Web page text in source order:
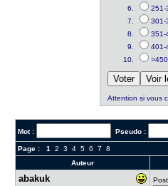
251-
301-
351-
401-
>450
Attention si vous
Mot : Pseudo :
Page : 1 2 3 4 5 6 7 8
Auteur
abakuk